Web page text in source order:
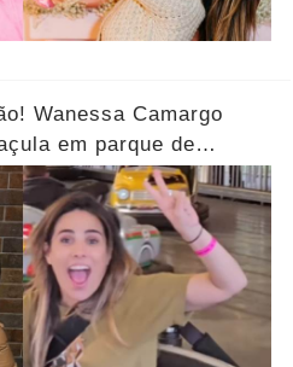
Wanessa Camargo
em parque de